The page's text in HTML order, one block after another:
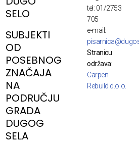
SELO
SUBJEKTI
OD
POSEBNOG
ZNAČAJA
NA
PODRUČJU
GRADA
DUGOG
SELA
tel: 01/2753
705
e-mail:
Stranicu
održava:
Carpen
Rebuild d.o.o.